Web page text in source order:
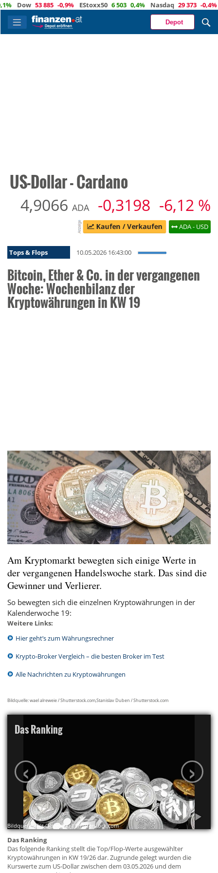
Dow 53 885 -0,9% EStoxx50 6 503 0,4% Nasdaq 29 373 -0,4% Öl
Depot
US-Dollar - Cardano
4,9066 ADA -0,3198 -6,12 %
ADA - USD
Tops & Flops 10.05.2026 16:43:00
Bitcoin, Ether & Co. in der vergangenen
Woche: Wochenbilanz der
Kryptowährungen in KW 19
Am Kryptomarkt bewegten sich einige Werte in
der vergangenen Handelswoche stark. Das sind die
Gewinner und Verlierer.
So bewegten sich die einzelnen Kryptowährungen in der
Kalenderwoche 19:
Weitere Links:
Hier geht’s zum Währungsrechner
Krypto-Broker Vergleich – die besten Broker im Test
Alle Nachrichten zu Kryptowährungen
Bildquelle: wael alreweie / Shutterstock.com,Stanislav Duben / Shutterstock.com
Das Ranking
‹ ›
Bildquelle: Wit Olszewski / Shutterstock.com
Das Ranking
Das folgende Ranking stellt die Top/Flop-Werte ausgewählter
Kryptowährungen in KW 19/26 dar. Zugrunde gelegt wurden die
Kurswerte zum US-Dollar zwischen dem 03.05.2026 und dem